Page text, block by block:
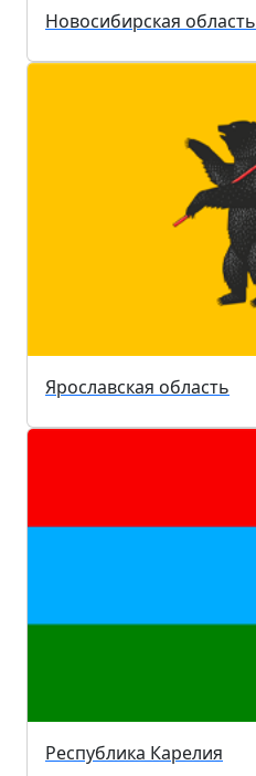
Новосибирская область
Ярославская область
Республика Карелия